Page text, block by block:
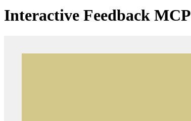
Interactive Feedback MCP